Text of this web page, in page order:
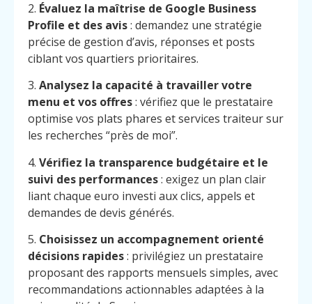
Appelez
2. Évaluez la maîtrise de Google Business
Profile et des avis: demandez une stratégie
précise de gestion d’avis, réponses et posts
ciblant vos quartiers prioritaires.
3. Analysez la capacité à travailler votre
menu et vos offres: vérifiez que le prestataire
optimise vos plats phares et services traiteur sur
les recherches “près de moi”.
4. Vérifiez la transparence budgétaire et le
suivi des performances: exigez un plan clair
liant chaque euro investi aux clics, appels et
demandes de devis générés.
5. Choisissez un accompagnement orienté
décisions rapides: privilégiez un prestataire
proposant des rapports mensuels simples, avec
recommandations actionnables adaptées à la